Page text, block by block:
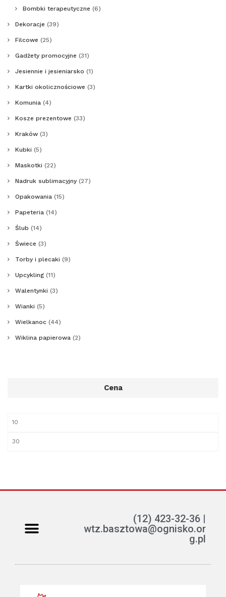
Bombki terapeutyczne (6)
Dekoracje (39)
Filcowe (25)
Gadżety promocyjne (31)
Jesiennie i jesieniarsko (1)
Kartki okolicznościowe (3)
Komunia (4)
Kosze prezentowe (33)
Kraków (3)
Kubki (5)
Maskotki (22)
Nadruk sublimacyjny (27)
Opakowania (15)
Papeteria (14)
Ślub (14)
Świece (3)
Torby i plecaki (9)
Upcykling (11)
Walentynki (3)
Wianki (5)
Wielkanoc (44)
Wiklina papierowa (2)
Cena
(12) 423-32-36 |
wtz.basztowa@ognisko.or
g.pl